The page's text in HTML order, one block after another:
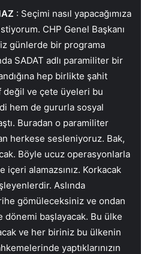
: Seçimi nasıl yapacağımıza
CHP Genel Başkanı
günlerde bir programa
SADAT adlı paramiliter bir
hep birlikte şahit
ve çete üyeleri bu
hem de gururla sosyal
Buradan o paramiliter
herkese sesleniyoruz. Bak,
Böyle ucuz operasyonlarla
alamazsınız. Korkacak
Aslında
gömüleceksiniz ve ondan
başlayacak. Bu ülke
ve her biriniz bu ülkenin
yaptıklarınızın